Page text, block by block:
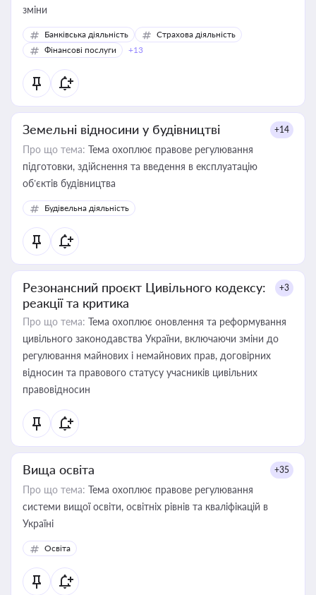
зміни
Банківська діяльність
Страхова діяльність
Фінансові послуги
+13
Земельні відносини у будівництві +14
Про що тема: Тема охоплює правове регулювання
підготовки, здійснення та введення в експлуатацію
об’єктів будівництва
Будівельна діяльність
Резонансний проєкт Цивільного кодексу:
реакції та критика
+3
Про що тема: Тема охоплює оновлення та реформування
цивільного законодавства України, включаючи зміни до
регулювання майнових і немайнових прав, договірних
відносин та правового статусу учасників цивільних
правовідносин
Вища освіта +35
Про що тема: Тема охоплює правове регулювання
системи вищої освіти, освітніх рівнів та кваліфікацій в
Україні
Освіта